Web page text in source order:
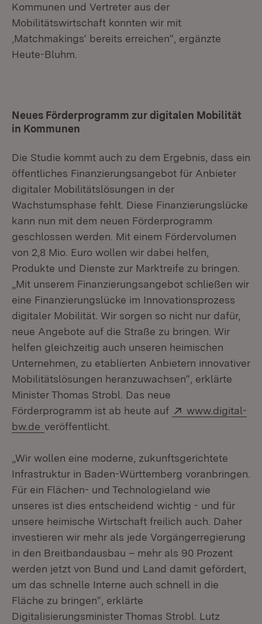
Kommunen und Vertreter aus der
Mobilitätswirtschaft konnten wir mit
‚Matchmakings‘ bereits erreichen“, ergänzte
Heute-Bluhm.
Neues Förderprogramm zur digitalen Mobilität
in Kommunen
Die Studie kommt auch zu dem Ergebnis, dass ein
öffentliches Finanzierungsangebot für Anbieter
digitaler Mobilitätslösungen in der
Wachstumsphase fehlt. Diese Finanzierungslücke
kann nun mit dem neuen Förderprogramm
geschlossen werden. Mit einem Fördervolumen
von 2,8 Mio. Euro wollen wir dabei helfen,
Produkte und Dienste zur Marktreife zu bringen.
„Mit unserem Finanzierungsangebot schließen wir
eine Finanzierungslücke im Innovationsprozess
digitaler Mobilität. Wir sorgen so nicht nur dafür,
neue Angebote auf die Straße zu bringen. Wir
helfen gleichzeitig auch unseren heimischen
Unternehmen, zu etablierten Anbietern innovativer
Mobilitätslösungen heranzuwachsen“, erklärte
Minister Thomas Strobl. Das neue
Förderprogramm ist ab heute auf
Extern:
www.digital-
bw.de (Öffnet in neuem Fenster)
veröffentlicht.
„Wir wollen eine moderne, zukunftsgerichtete
Infrastruktur in Baden-Württemberg voranbringen.
Für ein Flächen- und Technologieland wie
unseres ist dies entscheidend wichtig - und für
unsere heimische Wirtschaft freilich auch. Daher
investieren wir mehr als jede Vorgängerregierung
in den Breitbandausbau – mehr als 90 Prozent
werden jetzt von Bund und Land damit gefördert,
um das schnelle Interne auch schnell in die
Fläche zu bringen“, erklärte
Digitalisierungsminister Thomas Strobl. Lutz